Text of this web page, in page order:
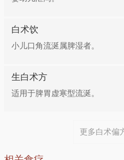
切段，葱切段，姜切片，蒜切
烧热，投入大料、葱段、姜
酒、清汤、酱油、盐、白术同
里，上火，加清汤、料酒、盐
波粉10克勾成薄艾，放入醋'
健脾理气——陈皮白术猪肚汤
白术饮
小儿口角流涎属脾湿者。
生白术方
适用于脾胃虚寒型流涎。
更多白术偏